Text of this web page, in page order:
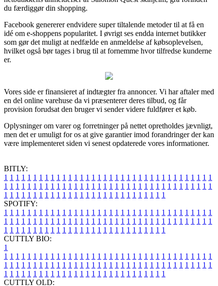
du færdiggør din shopping.
Facebook genererer endvidere super tiltalende metoder til at få en
idé om e-shoppens popularitet. I øvrigt ses endda internet butikker
som gør det muligt at nedfælde en anmeldelse af købsoplevelsen,
hvilket også bør tages i brug til at fornemme hvor tilfredse kunderne
er.
Vores side er finansieret af indtægter fra annoncer. Vi har aftaler med
en del online varehuse da vi præsenterer deres tilbud, og får
provision forudsat den bruger vi sender videre fuldfører et køb.
Oplysninger om varer og forretninger på nettet opretholdes jævnligt,
men det er umuligt for os at give garantier imod forandringer der kan
være implementeret siden vi senest opdaterede vores informationer.
BITLY:
1 1 1 1 1 1 1 1 1 1 1 1 1 1 1 1 1 1 1 1 1 1 1 1 1 1 1 1 1 1 1 1 1 1 1 1
1 1 1 1 1 1 1 1 1 1 1 1 1 1 1 1 1 1 1 1 1 1 1 1 1 1 1 1 1 1 1 1 1 1 1 1
1 1 1 1 1 1 1 1 1 1 1 1 1 1 1 1 1 1 1 1 1 1 1 1 1 1 1 1
SPOTIFY:
1 1 1 1 1 1 1 1 1 1 1 1 1 1 1 1 1 1 1 1 1 1 1 1 1 1 1 1 1 1 1 1 1 1 1 1
1 1 1 1 1 1 1 1 1 1 1 1 1 1 1 1 1 1 1 1 1 1 1 1 1 1 1 1 1 1 1 1 1 1 1 1
1 1 1 1 1 1 1 1 1 1 1 1 1 1 1 1 1 1 1 1 1 1 1 1 1 1 1 1
CUTTLY BIO:
1
1 1 1 1 1 1 1 1 1 1 1 1 1 1 1 1 1 1 1 1 1 1 1 1 1 1 1 1 1 1 1 1 1 1 1 1
1 1 1 1 1 1 1 1 1 1 1 1 1 1 1 1 1 1 1 1 1 1 1 1 1 1 1 1 1 1 1 1 1 1 1 1
1 1 1 1 1 1 1 1 1 1 1 1 1 1 1 1 1 1 1 1 1 1 1 1 1 1 1 1
CUTTLY OLD: